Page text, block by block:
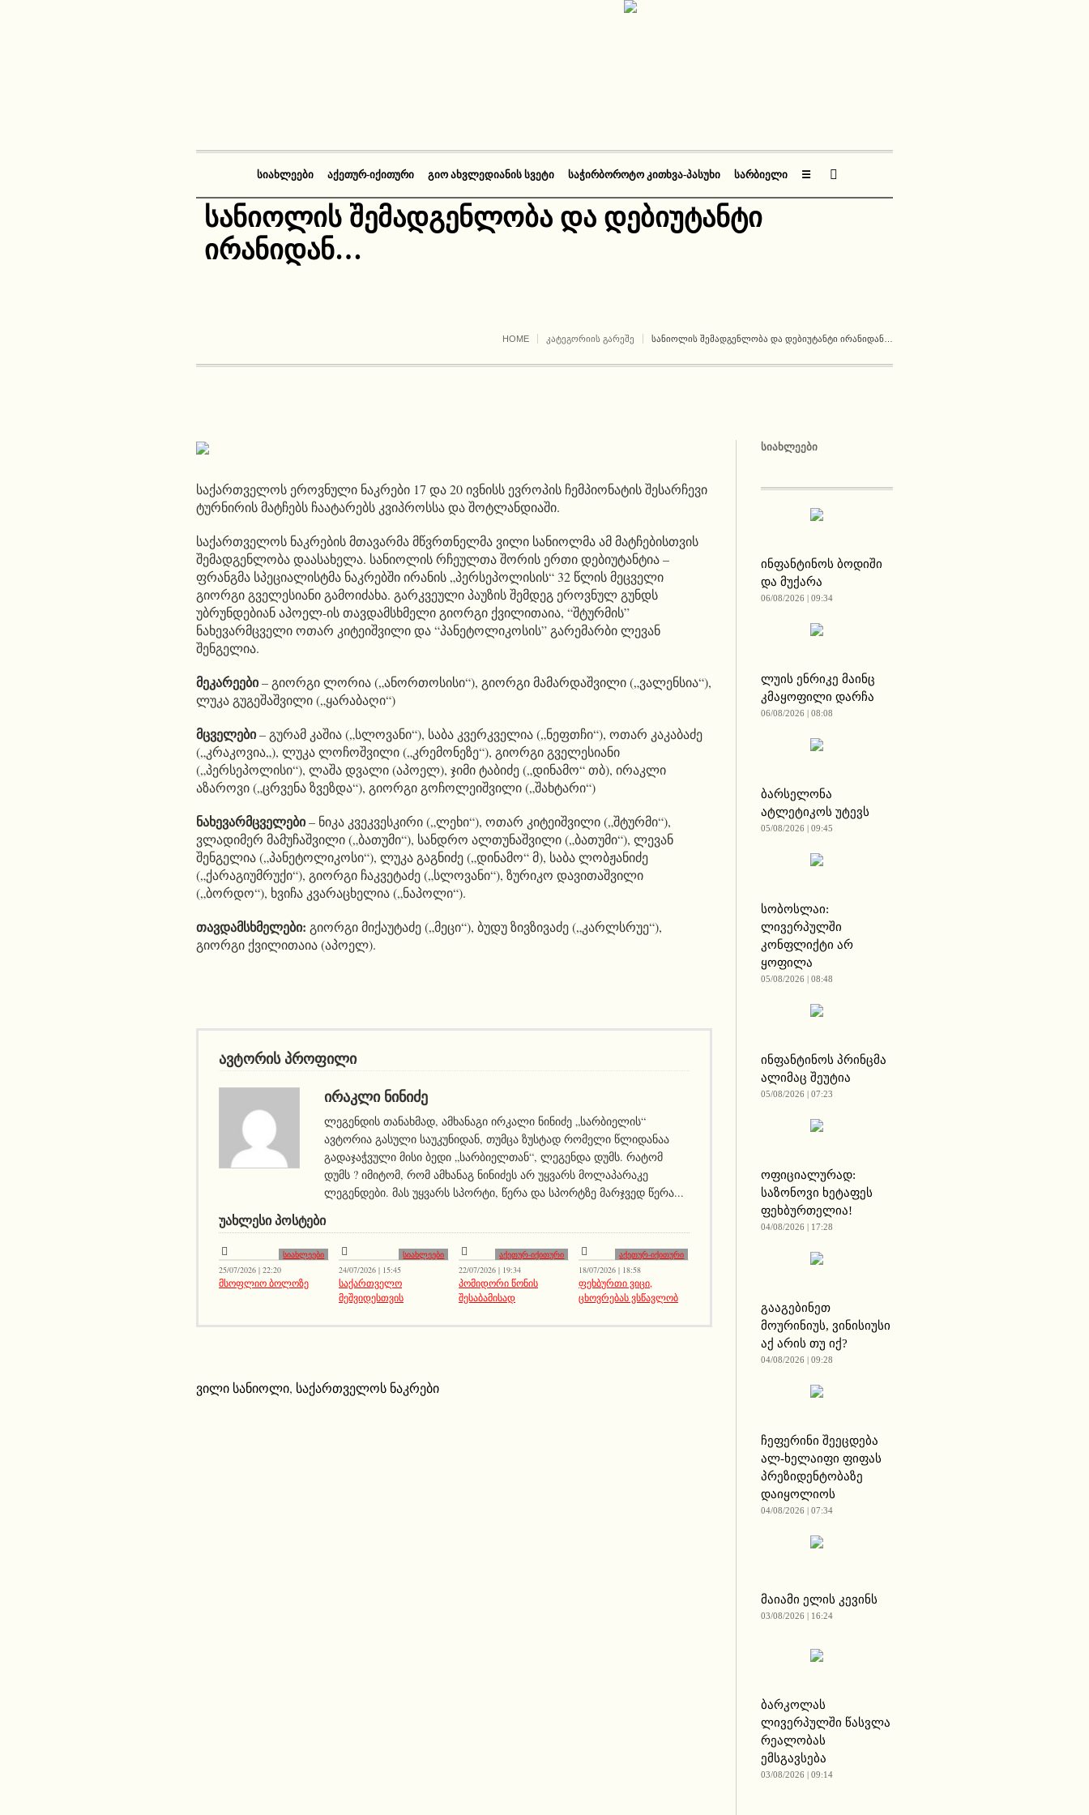
ᲡᲘᲐᲮᲚᲔᲔᲑᲘ ᲐᲥᲔᲗᲣᲠ-ᲘᲥᲘᲗᲣᲠᲘ ᲒᲘᲝ ᲐᲮᲕᲚᲔᲓᲘᲐᲜᲘᲡ ᲡᲕᲔᲢᲘ ᲡᲐᲭᲘᲠᲑᲝᲠᲝᲢᲝ ᲙᲘᲗᲮᲕᲐ-ᲞᲐᲡᲣᲮᲘ ᲡᲐᲠᲑᲘᲔᲚᲘ ☰
სანიოლის შემადგენლობა და დებიუტანტი
ირანიდან…
HOME ᲙᲐᲢᲔᲒᲝᲠᲘᲘᲡ ᲒᲐᲠᲔᲨᲔ ᲡᲐᲜᲘᲝᲚᲘᲡ ᲨᲔᲛᲐᲓᲒᲔᲜᲚᲝᲑᲐ ᲓᲐ ᲓᲔᲑᲘᲣᲢᲐᲜᲢᲘ ᲘᲠᲐᲜᲘᲓᲐᲜ…
საქართველოს ეროვნული ნაკრები 17 და 20 ივნისს ევროპის ჩემპიონატის შესარჩევი
ტურნირის მატჩებს ჩაატარებს კვიპროსსა და შოტლანდიაში.
საქართველოს ნაკრების მთავარმა მწვრთნელმა ვილი სანიოლმა ამ მატჩებისთვის
შემადგენლობა დაასახელა. სანიოლის რჩეულთა შორის ერთი დებიუტანტია –
ფრანგმა სპეციალისტმა ნაკრებში ირანის „პერსეპოლისის“ 32 წლის მეცველი
გიორგი გველესიანი გამოიძახა. გარკვეული პაუზის შემდეგ ეროვნულ გუნდს
უბრუნდებიან აპოელ-ის თავდამსხმელი გიორგი ქვილითაია, “შტურმის”
ნახევარმცველი ოთარ კიტეიშვილი და “პანეტოლიკოსის” გარემარბი ლევან
შენგელია.
მეკარეები– გიორგი ლორია („ანორთოსისი“), გიორგი მამარდაშვილი („ვალენსია“),
ლუკა გუგეშაშვილი („ყარაბაღი“)
მცველები– გურამ კაშია („სლოვანი“), საბა კვერკველია („ნეფთჩი“), ოთარ კაკაბაძე
(„კრაკოვია„), ლუკა ლოჩოშვილი („კრემონეზე“), გიორგი გველესიანი
(„პერსეპოლისი“), ლაშა დვალი (აპოელ), ჯიმი ტაბიძე („დინამო“ თბ), ირაკლი
აზაროვი („ცრვენა ზვეზდა“), გიორგი გოჩოლეიშვილი („შახტარი“)
ნახევარმცველები– ნიკა კვეკვესკირი („ლეხი“), ოთარ კიტეიშვილი („შტურმი“),
ვლადიმერ მამუჩაშვილი („ბათუმი“), სანდრო ალთუნაშვილი („ბათუმი“), ლევან
შენგელია („პანეტოლიკოსი“), ლუკა გაგნიძე („დინამო“ მ), საბა ლობჟანიძე
(„ქარაგიუმრუქი“), გიორგი ჩაკვეტაძე („სლოვანი“), ზურიკო დავითაშვილი
(„ბორდო“), ხვიჩა კვარაცხელია („ნაპოლი“).
თავდამსხმელები: გიორგი მიქაუტაძე („მეცი“), ბუდუ ზივზივაძე („კარლსრუე“),
გიორგი ქვილითაია (აპოელ).
ავტორის პროფილი
ᲘᲠᲐᲙᲚᲘ ᲜᲘᲜᲘᲫᲔ
ლეგენდის თანახმად, ამხანაგი ირკალი ნინიძე „სარბიელის“
ავტორია გასული საუკუნიდან, თუმცა ზუსტად რომელი წლიდანაა
გადაჯაჭვული მისი ბედი „სარბიელთან“, ლეგენდა დუმს. რატომ
დუმს ? იმიტომ, რომ ამხანაგ ნინიძეს არ უყვარს მოლაპარაკე
ლეგენდები. მას უყვარს სპორტი, წერა და სპორტზე მარჯვედ წერა...
ᲣᲐᲮᲚᲔᲡᲘ ᲞᲝᲡᲢᲔᲑᲘ
სიახლეები
25/07/2026 | 22:20
მსოფლიო ბოლოზე
სიახლეები
24/07/2026 | 15:45
საქართველო
მეშვიდესთვის
აქეთურ-იქითური
22/07/2026 | 19:34
პომიდორი წონის
შესაბამისად
აქეთურ-იქითური
18/07/2026 | 18:58
ფეხბურთი ვიცი,
ცხოვრებას ვსწავლობ
ვილი სანიოლი, საქართველოს ნაკრები
ᲡᲘᲐᲮᲚᲔᲔᲑᲘ
ინფანტინოს ბოდიში
და მუქარა
06/08/2026 | 09:34
ლუის ენრიკე მაინც
კმაყოფილი დარჩა
06/08/2026 | 08:08
ბარსელონა
ატლეტიკოს უტევს
05/08/2026 | 09:45
სობოსლაი:
ლივერპულში
კონფლიქტი არ
ყოფილა
05/08/2026 | 08:48
ინფანტინოს პრინცმა
ალიმაც შეუტია
05/08/2026 | 07:23
ოფიციალურად:
საზონოვი ხეტაფეს
ფეხბურთელია!
04/08/2026 | 17:28
გააგებინეთ
მოურინიუს, ვინისიუსი
აქ არის თუ იქ?
04/08/2026 | 09:28
ჩეფერინი შეეცდება
ალ-ხელაიფი ფიფას
პრეზიდენტობაზე
დაიყოლიოს
04/08/2026 | 07:34
მაიამი ელის კევინს
03/08/2026 | 16:24
ბარკოლას
ლივერპულში წასვლა
რეალობას
ემსგავსება
03/08/2026 | 09:14